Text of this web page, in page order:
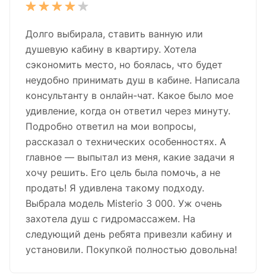
Долго выбирала, ставить ванную или
душевую кабину в квартиру. Хотела
сэкономить место, но боялась, что будет
неудобно принимать душ в кабине. Написала
консультанту в онлайн-чат. Какое было мое
удивление, когда он ответил через минуту.
Подробно ответил на мои вопросы,
рассказал о технических особенностях. А
главное — выпытал из меня, какие задачи я
хочу решить. Его цель была помочь, а не
продать! Я удивлена такому подходу.
Выбрала модель Misterio 3 000. Уж очень
захотела душ с гидромассажем. На
следующий день ребята привезли кабину и
установили. Покупкой полностью довольна!